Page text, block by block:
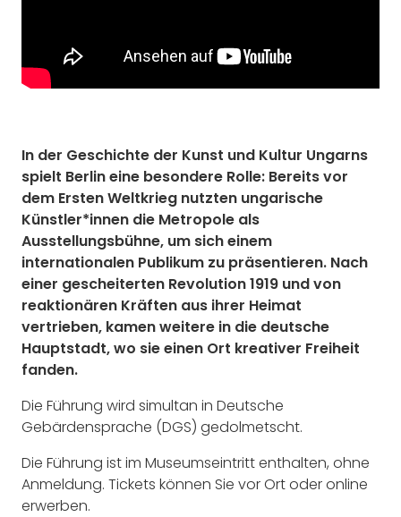
In der Geschichte der Kunst und Kultur Ungarns
spielt Berlin eine besondere Rolle: Bereits vor
dem Ersten Weltkrieg nutzten ungarische
Künstler*innen die Metropole als
Ausstellungsbühne, um sich einem
internationalen Publikum zu präsentieren. Nach
einer gescheiterten Revolution 1919 und von
reaktionären Kräften aus ihrer Heimat
vertrieben, kamen weitere in die deutsche
Hauptstadt, wo sie einen Ort kreativer Freiheit
fanden.
Die Führung wird simultan in Deutsche
Gebärdensprache (DGS) gedolmetscht.
Die Führung ist im Museumseintritt enthalten, ohne
Anmeldung. Tickets können Sie vor Ort oder online
erwerben.